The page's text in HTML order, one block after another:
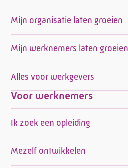
Mijn organisatie laten groeien
Mijn werknemers laten groeien
Alles voor werkgevers
Voor werknemers
Ik zoek een opleiding
Mezelf ontwikkelen